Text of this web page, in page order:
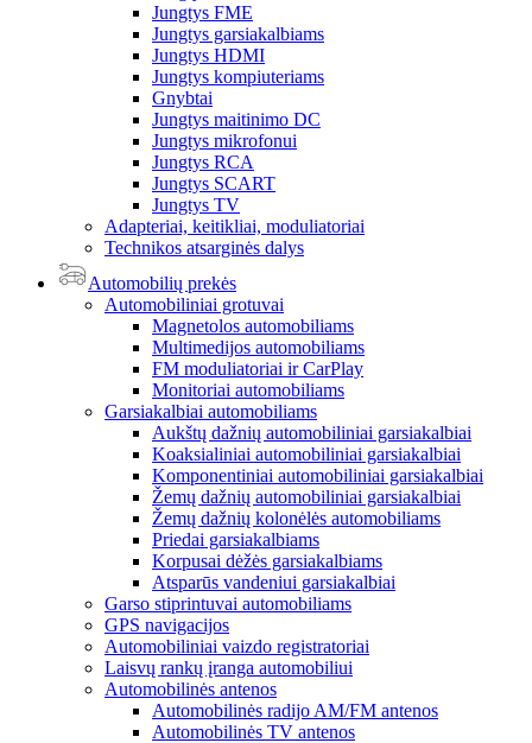
Jungtys FME
Jungtys garsiakalbiams
Jungtys HDMI
Jungtys kompiuteriams
Gnybtai
Jungtys maitinimo DC
Jungtys mikrofonui
Jungtys RCA
Jungtys SCART
Jungtys TV
Adapteriai, keitikliai, moduliatoriai
Technikos atsarginės dalys
Automobilių prekės
Automobiliniai grotuvai
Magnetolos automobiliams
Multimedijos automobiliams
FM moduliatoriai ir CarPlay
Monitoriai automobiliams
Garsiakalbiai automobiliams
Aukštų dažnių automobiliniai garsiakalbiai
Koaksialiniai automobiliniai garsiakalbiai
Komponentiniai automobiliniai garsiakalbiai
Žemų dažnių automobiliniai garsiakalbiai
Žemų dažnių kolonėlės automobiliams
Priedai garsiakalbiams
Korpusai dėžės garsiakalbiams
Atsparūs vandeniui garsiakalbiai
Garso stiprintuvai automobiliams
GPS navigacijos
Automobiliniai vaizdo registratoriai
Laisvų rankų įranga automobiliui
Automobilinės antenos
Automobilinės radijo AM/FM antenos
Automobilinės TV antenos